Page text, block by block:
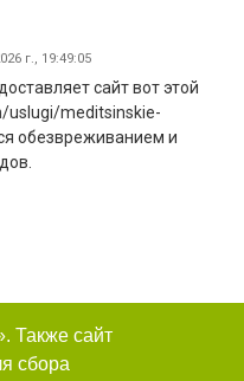
г., 19:49:05
сайт вот этой
uslugi/meditsinskie-
обезвреживанием и
Также сайт
сбора